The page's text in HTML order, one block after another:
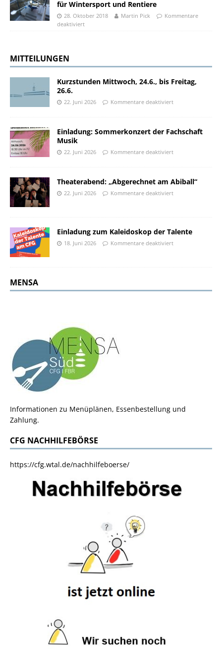
für Wintersport und Rentiere
28. Oktober 2018 Martin Pick
Kommentare
deaktiviert
MITTEILUNGEN
Kurzstunden Mittwoch, 24.6., bis Freitag,
26.6.
22. Juni 2026 Kommentare deaktiviert
Einladung: Sommerkonzert der Fachschaft
Musik
22. Juni 2026 Kommentare deaktiviert
Theaterabend: „Abgerechnet am Abiball“
22. Juni 2026 Kommentare deaktiviert
Einladung zum Kaleidoskop der Talente
18. Juni 2026 Kommentare deaktiviert
MENSA
Informationen zu Menüplänen, Essenbestellung und
Zahlung.
CFG NACHHILFEBÖRSE
https://cfg.wtal.de/nachhilfeboerse/